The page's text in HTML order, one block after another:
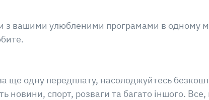
з вашими улюбленими програмами в одному
ще одну передплату, насолоджуйтесь
новини, спорт, розваги та багато іншого.